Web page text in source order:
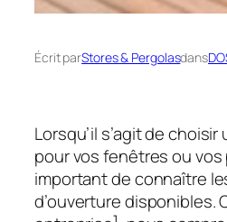
Écrit parStores & Pergolasdans
Lorsqu’il s’agit de
pour vos fenêtres ou
important de connaître
d’ouverture disponibles.